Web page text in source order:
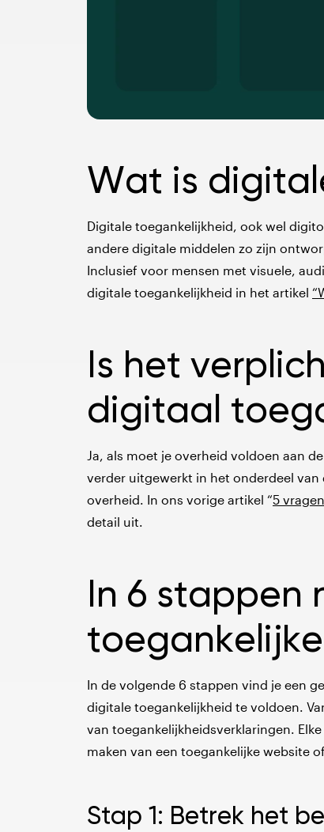
Wat is
Digitale toegankelijkheid, ook wel
andere digitale middelen zo zijn
Inclusief voor mensen met visuele,
digitale toegankelijkheid in het artikel
Is het
digitaal
Ja, als moet je overheid voldoen aan
verder uitgewerkt in het onderdeel
overheid. In ons vorige artikel “5
detail uit.
In 6 stappen
In de volgende 6 stappen vind je een
digitale toegankelijkheid te voldoen.
van toegankelijkheidsverklaringen.
maken van een toegankelijke website
Stap 1: Betrek het